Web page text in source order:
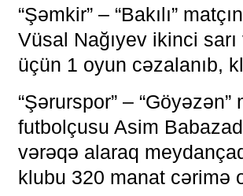
“Şəmkir” – “Bakılı”
Vüsal Nağıyev ikinci
üçün 1 oyun cəzalanıb,
“Şərurspor” –
futbolçusu Asim
vərəqə alaraq
klubu 320 manat cərimə